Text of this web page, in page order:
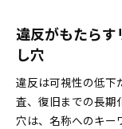
ガイドライン
実装前の
アカウン
法
違反がもたら
し穴
違反は可視性の低下
査、復旧までの長期
穴は、名称へのキー